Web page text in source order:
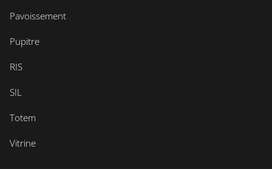
Pavoissement
Pupitre
RIS
SIL
Totem
Vitrine